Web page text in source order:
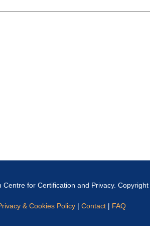
Centre for Certification and Privacy.
& Cookies Policy | Contact | FAQ